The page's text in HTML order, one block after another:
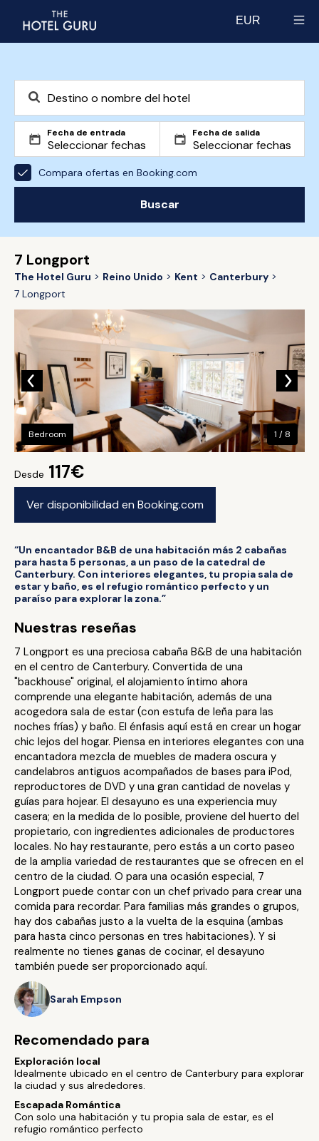
EUR
Fecha de entrada Fecha de salida
Compara ofertas en Booking.com
Buscar
7 Longport
The Hotel Guru Reino Unido Kent
Canterbury
7 Longport
Desde 117€
Ver disponibilidad en Booking.com
Bedroom 1 / 8
“Un encantador B&B de una habitación más 2 cabañas
para hasta 5 personas, a un paso de la catedral de
Canterbury. Con interiores elegantes, tu propia sala de
estar y baño, es el refugio romántico perfecto y un
paraíso para explorar la zona.”
Nuestras reseñas
7 Longport es una preciosa cabaña B&B de una habitación
en el centro de Canterbury. Convertida de una
"backhouse" original, el alojamiento íntimo ahora
comprende una elegante habitación, además de una
acogedora sala de estar (con estufa de leña para las
noches frías) y baño. El énfasis aquí está en crear un hogar
chic lejos del hogar. Piensa en interiores elegantes con una
encantadora mezcla de muebles de madera oscura y
candelabros antiguos acompañados de bases para iPod,
reproductores de DVD y una gran cantidad de novelas y
guías para hojear. El desayuno es una experiencia muy
casera; en la medida de lo posible, proviene del huerto del
propietario, con ingredientes adicionales de productores
locales. No hay restaurante, pero estás a un corto paseo
de la amplia variedad de restaurantes que se ofrecen en el
centro de la ciudad. O para una ocasión especial, 7
Longport puede contar con un chef privado para crear una
comida para recordar. Para familias más grandes o grupos,
hay dos cabañas justo a la vuelta de la esquina (ambas
para hasta cinco personas en tres habitaciones). Y si
realmente no tienes ganas de cocinar, el desayuno
también puede ser proporcionado aquí.
Sarah Empson
Recomendado para
Exploración local
Idealmente ubicado en el centro de Canterbury para explorar
la ciudad y sus alrededores.
Escapada Romántica
Con solo una habitación y tu propia sala de estar, es el
refugio romántico perfecto